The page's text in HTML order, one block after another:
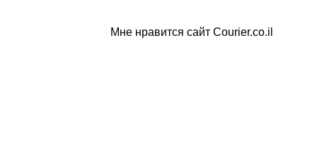
Мне нравится сайт Courier.co.il